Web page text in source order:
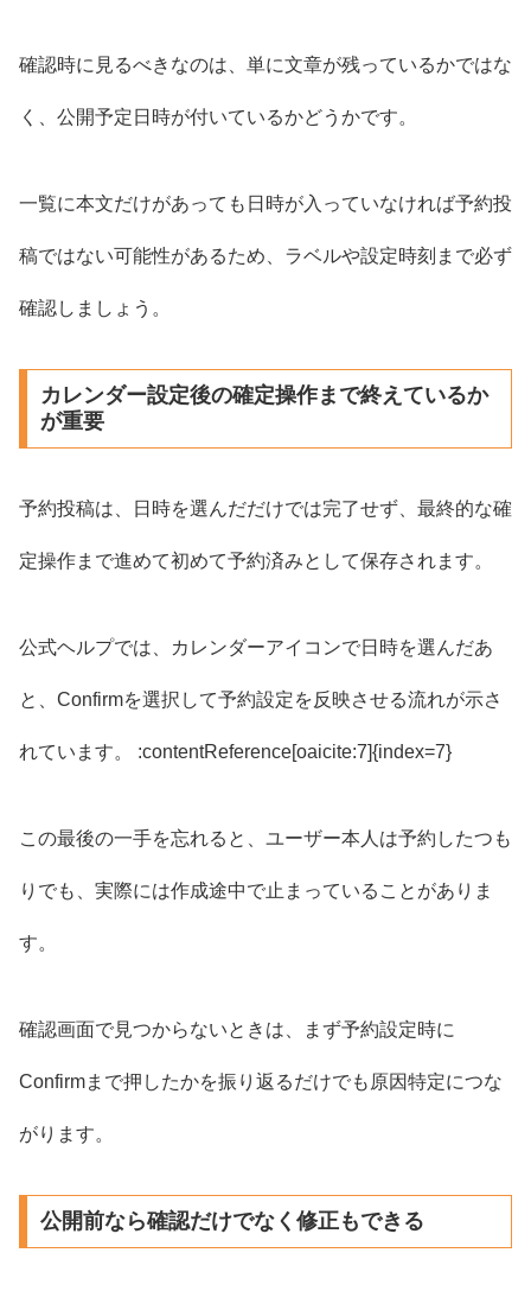
確認時に見るべきなのは、単に文章が残っているかではな
く、公開予定日時が付いているかどうかです。
一覧に本文だけがあっても日時が入っていなければ予約投
稿ではない可能性があるため、ラベルや設定時刻まで必ず
確認しましょう。
カレンダー設定後の確定操作まで終えているか
が重要
予約投稿は、日時を選んだだけでは完了せず、最終的な確
定操作まで進めて初めて予約済みとして保存されます。
公式ヘルプでは、カレンダーアイコンで日時を選んだあ
と、Confirmを選択して予約設定を反映させる流れが示さ
れています。 :contentReference[oaicite:7]{index=7}
この最後の一手を忘れると、ユーザー本人は予約したつも
りでも、実際には作成途中で止まっていることがありま
す。
確認画面で見つからないときは、まず予約設定時に
Confirmまで押したかを振り返るだけでも原因特定につな
がります。
公開前なら確認だけでなく修正もできる